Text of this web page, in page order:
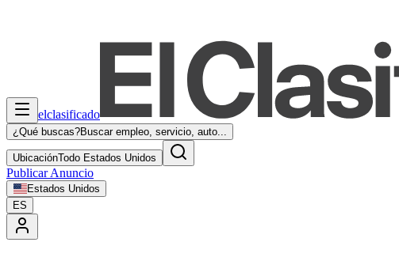
elclasificado
¿Qué buscas?Buscar empleo, servicio, auto...
UbicaciónTodo Estados Unidos
Publicar Anuncio
Estados Unidos
ES